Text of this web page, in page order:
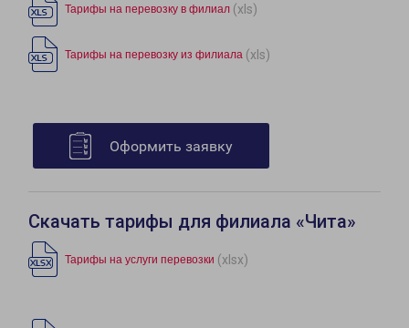
Тарифы на перевозку в филиал (xls)
Тарифы на перевозку из филиала (xls)
Оформить заявку
Скачать тарифы для филиала «Чита»
Тарифы на услуги перевозки (xlsx)